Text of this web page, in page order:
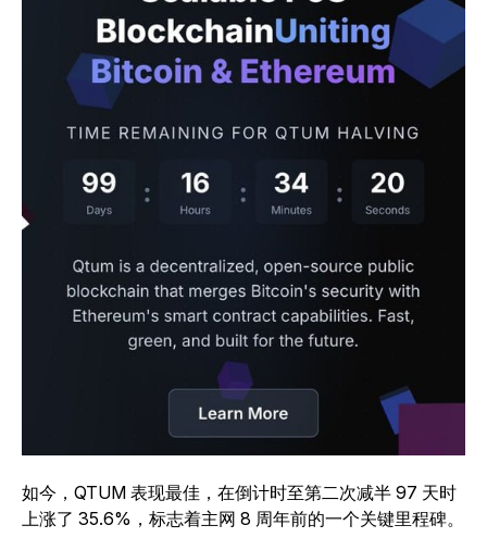
如今，QTUM 表现最佳，在倒计时至第二次减半 97 天时
上涨了 35.6%，标志着主网 8 周年前的一个关键里程碑。